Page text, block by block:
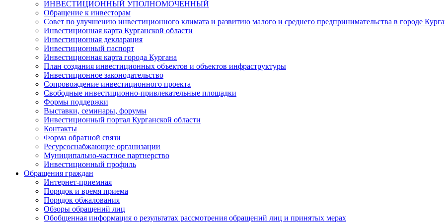
ИНВЕСТИЦИОННЫЙ УПОЛНОМОЧЕННЫЙ
Обращение к инвесторам
Совет по улучшению инвестиционного климата и развитию малого и среднего предпринимательства в городе
Инвестиционная карта Курганской области
Инвестиционная декларация
Инвестиционный паспорт
Инвестиционная карта города Кургана
План создания инвестиционных объектов и объектов инфраструктуры
Инвестиционное законодательство
Сопровождение инвестиционного проекта
Свободные инвестиционно-привлекательные площадки
Формы поддержки
Выставки, семинары, форумы
Инвестиционный портал Курганской области
Контакты
Форма обратной связи
Ресурсоснабжающие организации
Муниципально-частное партнерство
Инвестиционный профиль
Обращения граждан
Интернет-приемная
Порядок и время приема
Порядок обжалования
Обзоры обращений лиц
Обобщенная информация о результатах рассмотрения обращений лиц и принятых мерах